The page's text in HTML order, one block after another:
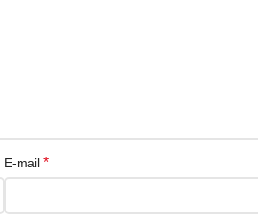
E-mail *